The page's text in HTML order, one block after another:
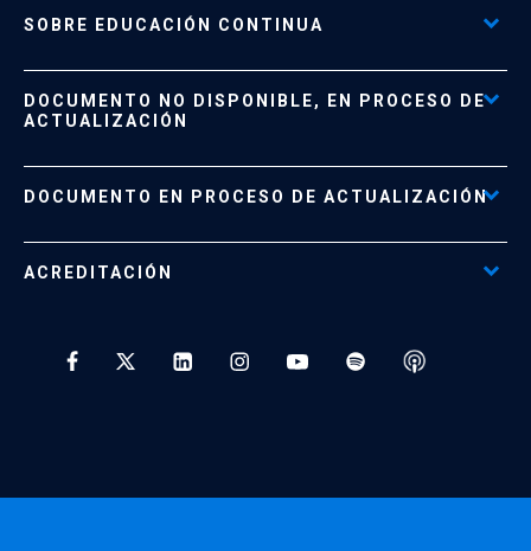
SOBRE EDUCACIÓN CONTINUA
Formas de Pago
Políticas de Retiro, Devolución e Información Importante
DOCUMENTO NO DISPONIBLE, EN PROCESO DE
ACTUALIZACIÓN
Documento No Disponible file_download
DOCUMENTO EN PROCESO DE ACTUALIZACIÓN
ACREDITACIÓN